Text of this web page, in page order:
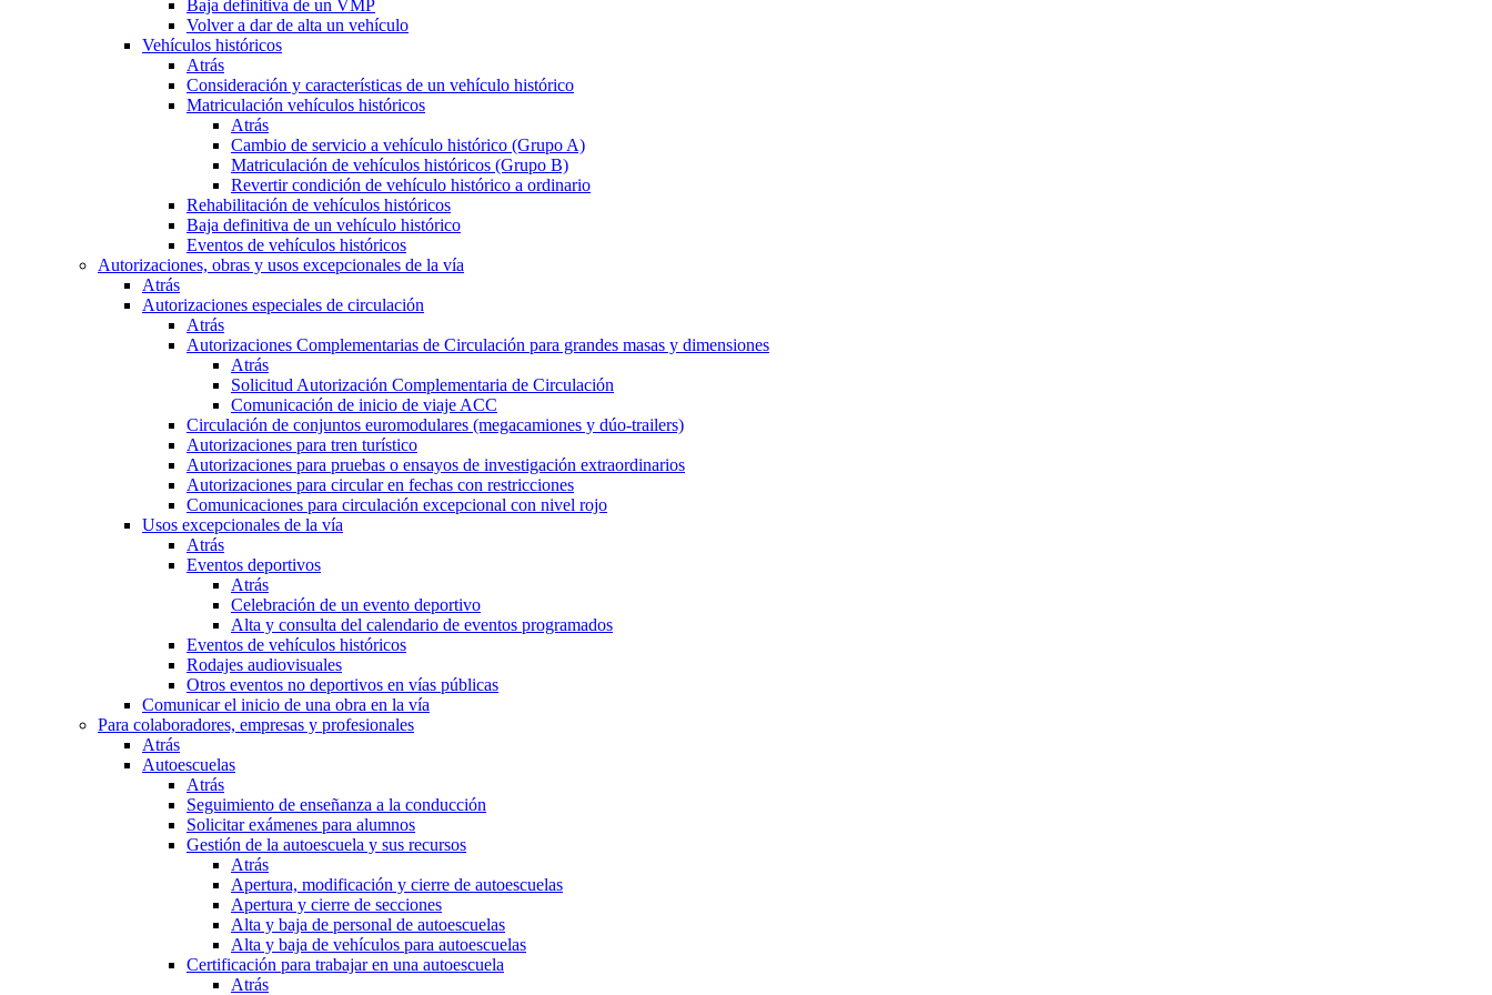
Baja definitiva de un VMP
Volver a dar de alta un vehículo
Vehículos históricos
Atrás
Consideración y características de un vehículo histórico
Matriculación vehículos históricos
Atrás
Cambio de servicio a vehículo histórico (Grupo A)
Matriculación de vehículos históricos (Grupo B)
Revertir condición de vehículo histórico a ordinario
Rehabilitación de vehículos históricos
Baja definitiva de un vehículo histórico
Eventos de vehículos históricos
Autorizaciones, obras y usos excepcionales de la vía
Atrás
Autorizaciones especiales de circulación
Atrás
Autorizaciones Complementarias de Circulación para grandes masas y dimensiones
Atrás
Solicitud Autorización Complementaria de Circulación
Comunicación de inicio de viaje ACC
Circulación de conjuntos euromodulares (megacamiones y dúo-trailers)
Autorizaciones para tren turístico
Autorizaciones para pruebas o ensayos de investigación extraordinarios
Autorizaciones para circular en fechas con restricciones
Comunicaciones para circulación excepcional con nivel rojo
Usos excepcionales de la vía
Atrás
Eventos deportivos
Atrás
Celebración de un evento deportivo
Alta y consulta del calendario de eventos programados
Eventos de vehículos históricos
Rodajes audiovisuales
Otros eventos no deportivos en vías públicas
Comunicar el inicio de una obra en la vía
Para colaboradores, empresas y profesionales
Atrás
Autoescuelas
Atrás
Seguimiento de enseñanza a la conducción
Solicitar exámenes para alumnos
Gestión de la autoescuela y sus recursos
Atrás
Apertura, modificación y cierre de autoescuelas
Apertura y cierre de secciones
Alta y baja de personal de autoescuelas
Alta y baja de vehículos para autoescuelas
Certificación para trabajar en una autoescuela
Atrás